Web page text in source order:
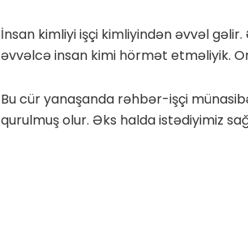
İnsan kimliyi işçi kimliyindən əvvəl
əvvəlcə insan kimi hörmət etməliyik.
Bu cür yanaşanda rəhbər-işçi
qurulmuş olur. Əks halda istədiyimiz